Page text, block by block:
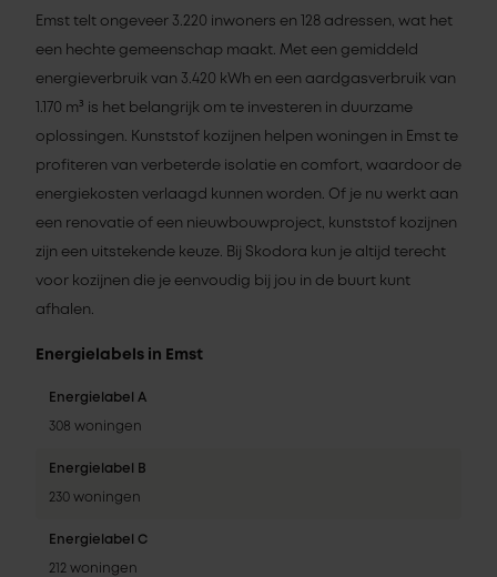
Emst telt ongeveer 3.220 inwoners en 128 adressen, wat het
een hechte gemeenschap maakt. Met een gemiddeld
energieverbruik van 3.420 kWh en een aardgasverbruik van
1.170 m³ is het belangrijk om te investeren in duurzame
oplossingen. Kunststof kozijnen helpen woningen in Emst te
profiteren van verbeterde isolatie en comfort, waardoor de
energiekosten verlaagd kunnen worden. Of je nu werkt aan
een renovatie of een nieuwbouwproject, kunststof kozijnen
zijn een uitstekende keuze. Bij Skodora kun je altijd terecht
voor kozijnen die je eenvoudig bij jou in de buurt kunt
afhalen.
Energielabels in Emst
Energielabel A
308 woningen
Energielabel B
230 woningen
Energielabel C
212 woningen